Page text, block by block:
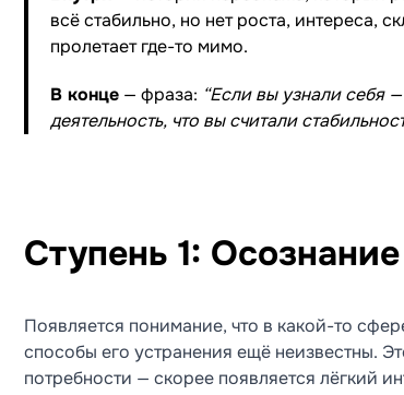
всё стабильно, но нет роста, интереса,
пролетает где-то мимо.
В конце — фраза: “Если вы узнали себя
деятельность, что вы считали
Ступень 1:
Появляется понимание, что в какой-то
способы его устранения ещё неизвестны.
потребности — скорее появляется лёгкий